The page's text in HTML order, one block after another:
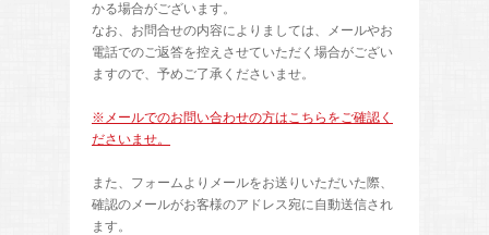
かる場合がございます。
なお、お問合せの内容によりましては、メールやお
電話でのご返答を控えさせていただく場合がござい
ますので、予めご了承くださいませ。
※メールでのお問い合わせの方はこちらをご確認く
ださいませ。
また、フォームよりメールをお送りいただいた際、
確認のメールがお客様のアドレス宛に自動送信され
ます。